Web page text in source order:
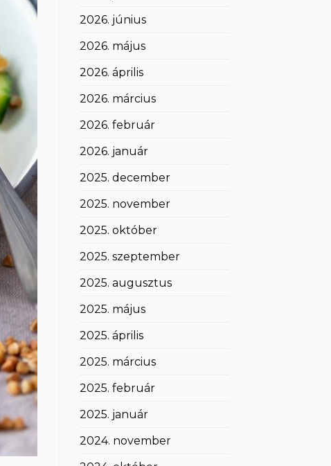
2026. június
2026. május
2026. április
2026. március
2026. február
2026. január
2025. december
2025. november
2025. október
2025. szeptember
2025. augusztus
2025. május
2025. április
2025. március
2025. február
2025. január
2024. november